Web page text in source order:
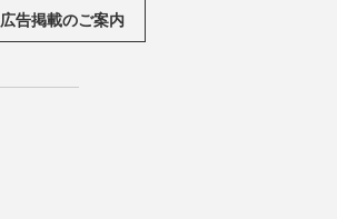
広告掲載のご案内